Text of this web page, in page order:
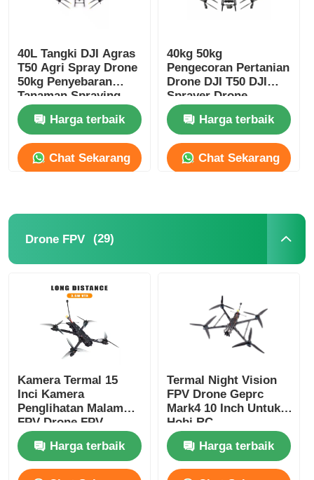
40L Tangki DJI Agras
T50 Agri Spray Drone
50kg Penyebaran
Tanaman Spraying
Drone
Harga terbaik
Chat Sekarang
40kg 50kg
Pengecoran Pertanian
Drone DJI T50 DJI
Sprayer Drone
Harga terbaik
Chat Sekarang
Drone FPV (29)
Kamera Termal 15
Inci Kamera
Penglihatan Malam
FPV Drone FPV
Muatan Berat
Penerbangan Jangka
Panjang untuk Hobi
Harga terbaik
Termal Night Vision
FPV Drone Geprc
Mark4 10 Inch Untuk
Hobi RC
Harga terbaik